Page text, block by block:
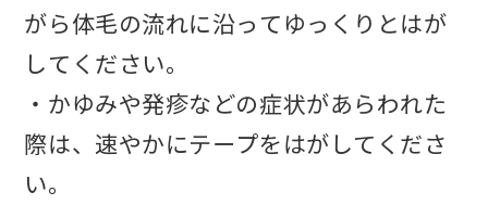
がら体毛の流れに沿ってゆっくりとはが
してください。
・かゆみや発疹などの症状があらわれた
際は、速やかにテープをはがしてくださ
い。